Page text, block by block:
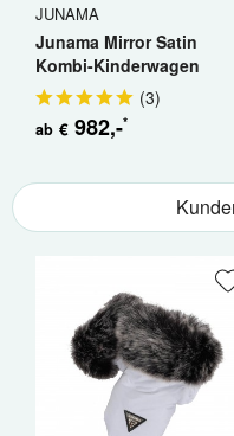
JUNAMA
Junama Mirror Satin
Kombi-Kinderwagen
(3)
ab € 982,-*